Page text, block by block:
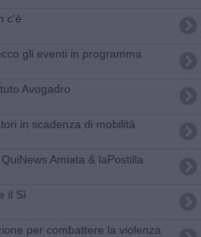
c'è
gli eventi in programma
Avogadro
in scadenza di mobilità
Amiata & laPostilla
il Sì
per combattere la violenza